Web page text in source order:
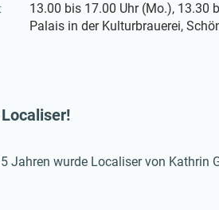
13.00 bis 17.00 Uhr (Mo.), 13.30
Palais in der Kulturbrauerei,
Jahren wurde Localiser von Kathrin